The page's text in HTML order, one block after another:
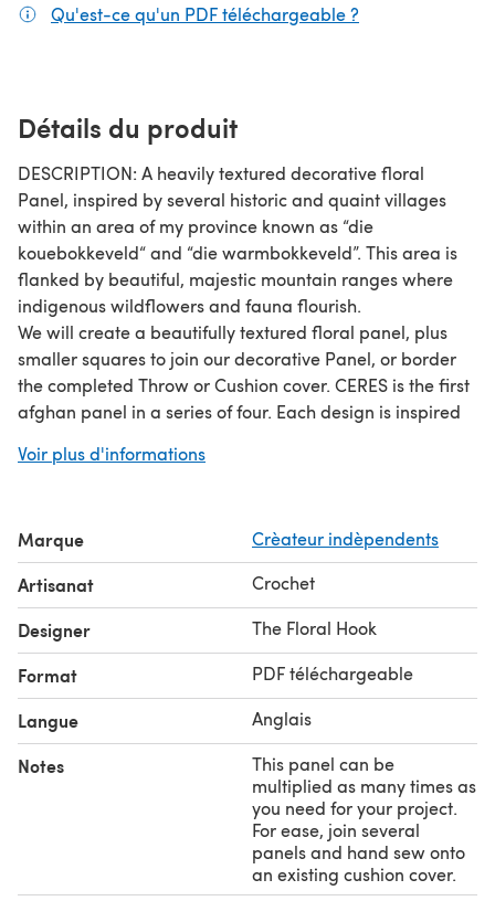
Qu'est-ce qu'un PDF téléchargeable ?
Détails du produit
DESCRIPTION: A heavily textured decorative floral
Panel, inspired by several historic and quaint villages
within an area of my province known as “die
kouebokkeveld“ and “die warmbokkeveld”. This area is
flanked by beautiful, majestic mountain ranges where
indigenous wildflowers and fauna flourish.
We will create a beautifully textured floral panel, plus
smaller squares to join our decorative Panel, or border
the completed Throw or Cushion cover. CERES is the first
afghan panel in a series of four. Each design is inspired
South Africa. These destinations stand out for their
PANEL 1: CERES
PANEL 2: CITRUSDAL
PANEL 3: PRINCE ALBERT
PANEL 4: TULBAGH
(Detailed Video instructions are included)
Voir plus d'informations
Marque Crèateur indèpendents
Artisanat Crochet
Designer The Floral Hook
Format PDF téléchargeable
Langue Anglais
Notes
This panel can be
multiplied as many times as
you need for your project.
For ease, join several
panels and hand sew onto
an existing cushion cover.